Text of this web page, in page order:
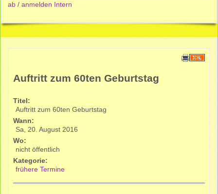
ab / anmelden Intern
Auftritt zum 60ten Geburtstag
Titel:
Auftritt zum 60ten Geburtstag
Wann:
Sa, 20. August 2016
Wo:
nicht öffentlich
Kategorie:
frühere Termine